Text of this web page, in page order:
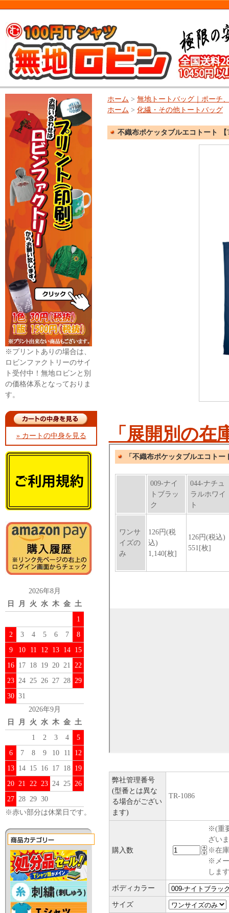
※プリントありの場合は、
ロビンファクトリーのサイ
ト受付中！無地ロビンと別
の価格体系となっておりま
す。
» カートの中身を見る
2026年8月
日
月 火 水 木 金 土
1
2
3 4 5 6 7
8
9
10 11 12 13 14 15
16 17 18 19 20 21 22
23 24 25 26 27 28 29
30 31
2026年9月
日
月 火 水 木 金 土
1
2 3 4
5
6
7 8 9 10 11
12
13 14 15 16 17 18 19
20 21 22 23 24 25 26
27 28 29 30
※赤い部分は休業日です。
ホーム > 無地トートバッグ｜ポーチ
ホーム > 化繊・その他トートバッグ
不織布ポケッタブルエコトート
「展開別の在
弊社管理番号
(型番とは異な
る場合がござい
ます)
TR-1086
購入数
※(重
ざい
※在庫
※メー
しま
ボディカラー
サイズ